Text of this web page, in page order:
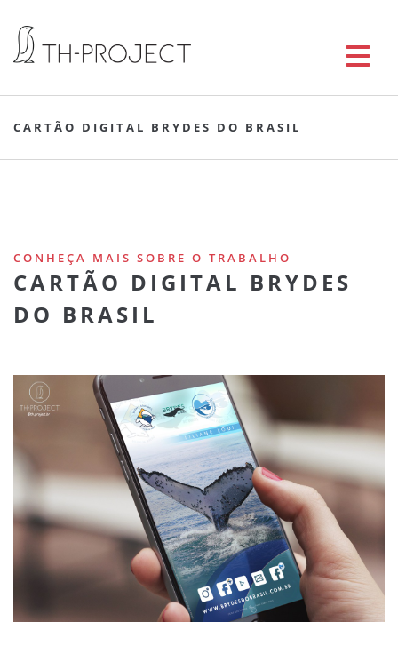
CARTÃO DIGITAL BRYDES DO BRASIL
CONHEÇA MAIS SOBRE O TRABALHO
CARTÃO DIGITAL BRYDES
DO BRASIL